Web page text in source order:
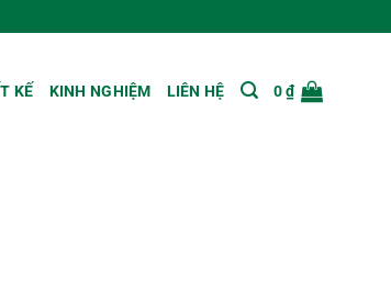
KẾ KINH NGHIỆM LIÊN HỆ 0₫